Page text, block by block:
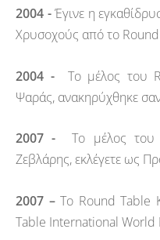
2004 -Έγινε η
Χρυσοχούς από το
2004 -Το μέλος του
Ψαράς, ανακηρύχθηκε
2007 - Το μέλος του
Ζεβλάρης, εκλέγετε ως
2007 –Το Round Table
Table International World